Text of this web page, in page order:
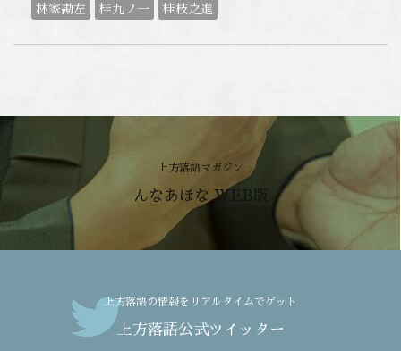
林家勘左 桂九ノ一 桂枝之進
上方落語マガジン
んなあほな WEB版
上方落語の情報をリアルタイムでゲット
上方落語公式ツイッター